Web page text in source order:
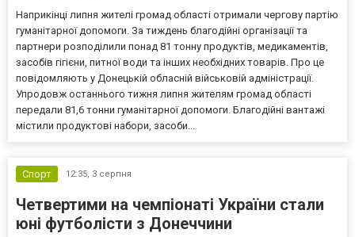
Наприкінці липня жителі громад області отримали чергову партію
гуманітарної допомоги. За тиждень благодійні організації та
партнери розподілили понад 81 тонну продуктів, медикаментів,
засобів гігієни, питної води та інших необхідних товарів. Про це
повідомляють у Донецькій обласній військовій адміністрації.
Упродовж останнього тижня липня жителям громад області
передали 81,6 тонни гуманітарної допомоги. Благодійні вантажі
містили продуктові набори, засоби...
Спорт 12:35, 3 серпня
Четвертими на чемпіонаті України стали
юні футболісти з Донеччини